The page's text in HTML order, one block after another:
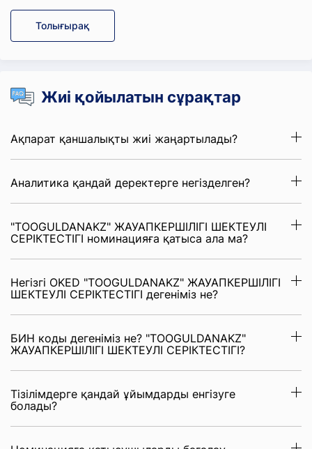
Толығырақ
Жиі қойылатын сұрақтар
Ақпарат қаншалықты жиі жаңартылады?
Аналитика қандай деректерге негізделген?
"TOOGULDANAKZ" ЖАУАПКЕРШІЛІГІ ШЕКТЕУЛІ
СЕРІКТЕСТІГІ номинацияға қатыса ала ма?
Негізгі OKED "TOOGULDANAKZ" ЖАУАПКЕРШІЛІГІ
ШЕКТЕУЛІ СЕРІКТЕСТІГІ дегеніміз не?
БИН коды дегеніміз не? "TOOGULDANAKZ"
ЖАУАПКЕРШІЛІГІ ШЕКТЕУЛІ СЕРІКТЕСТІГІ?
Тізілімдерге қандай ұйымдарды енгізуге
болады?